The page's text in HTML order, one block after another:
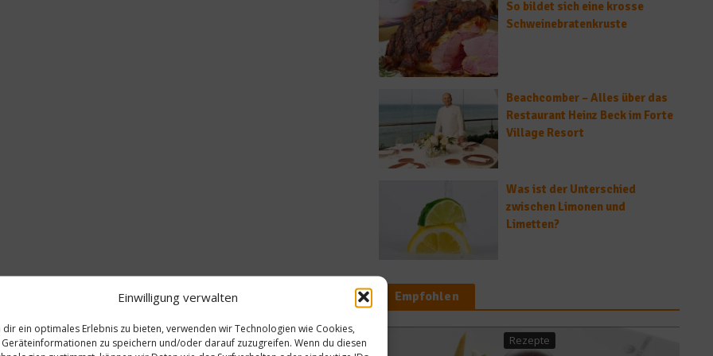
Einwilligung verwalten
dir ein optimales Erlebnis zu bieten, verwenden wir Technologien wie Cookies,
Geräteinformationen zu speichern und/oder darauf zuzugreifen. Wenn du diesen
So bildet sich eine krosse
Schweinebratenkruste
Beachcomber – Alles über das
Restaurant Heinz Beck im Forte
Village Resort
Was ist der Unterschied
zwischen Limonen und
Limetten?
Empfohlen
Rezepte